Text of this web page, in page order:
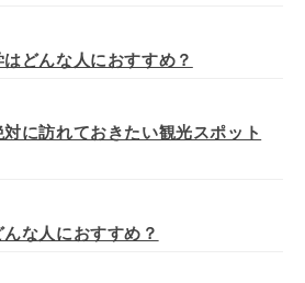
どんな人におすすめ？
に訪れておきたい観光スポット
な人におすすめ？